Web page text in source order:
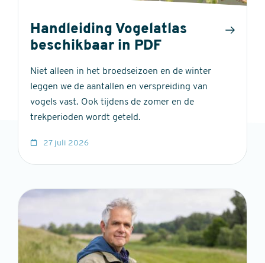
Handleiding Vogelatlas
beschikbaar in PDF
Niet alleen in het broedseizoen en de winter
leggen we de aantallen en verspreiding van
vogels vast. Ook tijdens de zomer en de
trekperioden wordt geteld.
27 juli 2026